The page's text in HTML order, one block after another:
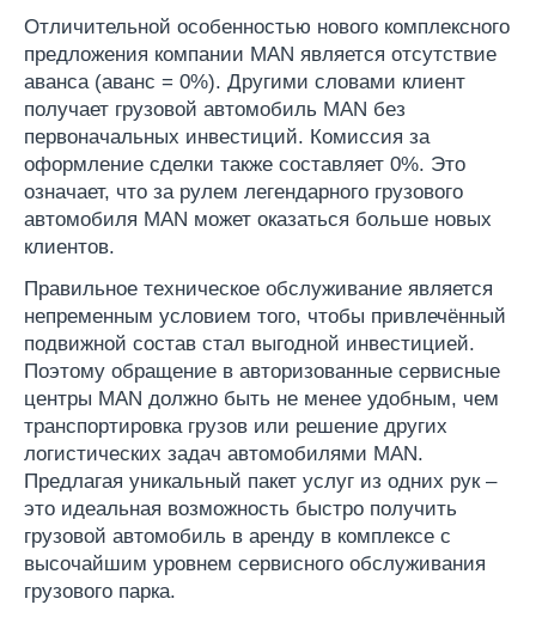
Отличительной особенностью нового комплексного
предложения компании MAN является отсутствие
аванса (аванс = 0%). Другими словами клиент
получает грузовой автомобиль MAN без
первоначальных инвестиций. Комиссия за
оформление сделки также составляет 0%. Это
означает, что за рулем легендарного грузового
автомобиля MAN может оказаться больше новых
клиентов.
Правильное техническое обслуживание является
непременным условием того, чтобы привлечённый
подвижной состав стал выгодной инвестицией.
Поэтому обращение в авторизованные сервисные
центры MAN должно быть не менее удобным, чем
транспортировка грузов или решение других
логистических задач автомобилями MAN.
Предлагая уникальный пакет услуг из одних рук –
это идеальная возможность быстро получить
грузовой автомобиль в аренду в комплексе с
высочайшим уровнем сервисного обслуживания
грузового парка.